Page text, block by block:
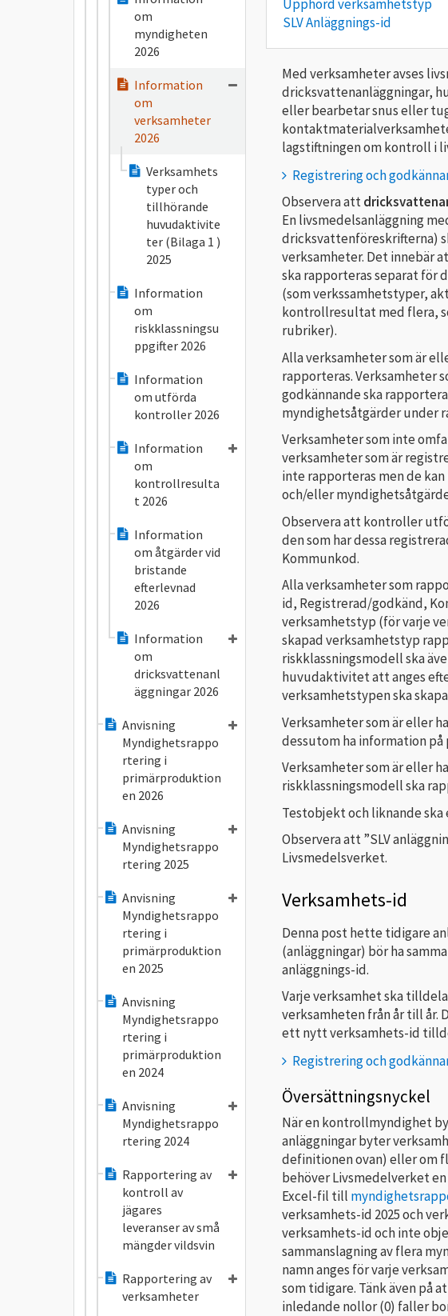
om
myndigheten
2026
Information
om
verksamheter
2026
Verksamhets
typer och
tillhörande
huvudaktivite
ter (Bilaga 1 )
2025
Information
om
riskklassningsu
ppgifter 2026
Information
om utförda
kontroller 2026
Information
om
kontrollresulta
t 2026
Information
om åtgärder vid
bristande
efterlevnad
2026
Information
om
dricksvattenanl
äggningar 2026
Anvisning
Myndighetsrappo
rtering i
primärproduktion
en 2026
Anvisning
Myndighetsrappo
rtering 2025
Anvisning
Myndighetsrappo
rtering i
primärproduktion
en 2025
Anvisning
Myndighetsrappo
rtering i
primärproduktion
en 2024
Anvisning
Myndighetsrappo
rtering 2024
Rapportering av
kontroll av
jägares
leveranser av små
mängder vildsvin
Rapportering av
verksamheter
Upphörd verksamhetstyp
SLV Anläggnings-id
Med verksamheter avses
dricksvattenanläggningar,
eller bearbetar snus eller
lagstiftningen om kontroll i
Registrering och
Observera att
En livsmedelsanläggning
dricksvattenföreskrifterna)
verksamheter. Det innebär
ska rapporteras separat för
(som verkssamhetstyper,
kontrollresultat med flera,
rubriker).
Alla verksamheter som är
rapporteras. Verksamheter
godkännande ska
myndighetsåtgärder under
Verksamheter som inte
verksamheter som är
inte rapporteras men de
och/eller
Observera att kontroller
den som har dessa
Kommunkod.
Alla verksamheter som
id, Registrerad/godkänd,
verksamhetstyp (för varje
skapad verksamhetstyp
riskklassningsmodell ska
huvudaktivitet att anges
verksamhetstypen ska
Verksamheter som är eller
dessutom ha information
Verksamheter som är eller
riskklassningsmodell ska
Testobjekt och liknande ska
Observera att ”SLV
Livsmedelsverket.
Verksamhets-id
Denna post hette tidigare
(anläggningar) bör ha
anläggnings-id.
Varje verksamhet ska
verksamheten från år till år.
ett nytt verksamhets-id
Registrering och
Översättningsnyckel
När en kontrollmyndighet
anläggningar byter
definitionen ovan) eller om
behöver Livsmedelverket
Excel-fil till
verksamhets-id 2025 och
verksamhets-id och inte
sammanslagning av flera
namn anges för varje
som tidigare. Tänk även på
inledande nollor (0) faller